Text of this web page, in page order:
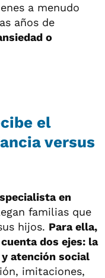
a menudo
años de
o
el
versus
en
familias que
hijos. Para ella,
dos ejes: la
atención social
imitaciones,